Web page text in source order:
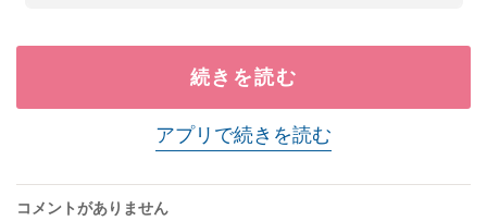
続きを読む
アプリで続きを読む
コメントがありません